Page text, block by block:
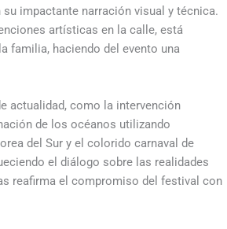
impactante narración visual y técnica.
artísticas en la calle, está
familia, haciendo del evento una
actualidad, como la intervención
de los océanos utilizando
del Sur y el colorido carnaval de
el diálogo sobre las realidades
reafirma el compromiso del festival con